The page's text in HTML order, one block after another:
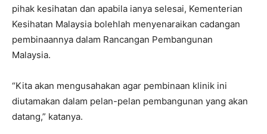
pihak kesihatan dan apabila ianya selesai, Kementerian
Kesihatan Malaysia bolehlah menyenaraikan cadangan
pembinaannya dalam Rancangan Pembangunan
Malaysia.
“Kita akan mengusahakan agar pembinaan klinik ini
diutamakan dalam pelan-pelan pembangunan yang akan
datang,” katanya.